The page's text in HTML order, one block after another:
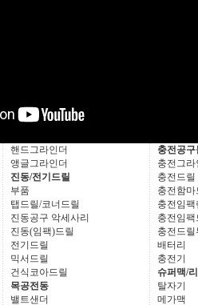
핸드그라인더
앵글그라인더
진동/전기드릴
부품
탭드릴/코너드릴
진동공구 악세사리
진동(임팩)드릴
전기드릴
믹서드릴
건식코아드릴
목공전동
밸트샌더
충전공구
충전그라
충전드릴
충전함마
충전임팩
충전임
충전드릴
배터리
충전기
슈퍼맥/
탈자기
메가맥